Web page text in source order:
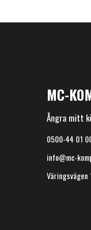
MC-
Ångra mitt
0500-44 01
info@mc-